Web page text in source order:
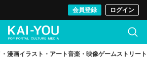
会員登録 ログイン
漫画イラスト・アート音楽・映像ゲームストリート